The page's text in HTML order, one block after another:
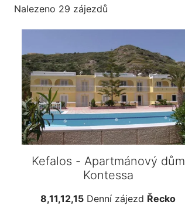
Nalezeno 29 zájezdů
Kefalos - Apartmánový dům
Kontessa
8,11,12,15 Denní zájezd Řecko